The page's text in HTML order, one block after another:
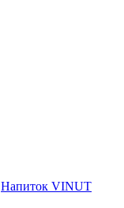
Напиток VINUT